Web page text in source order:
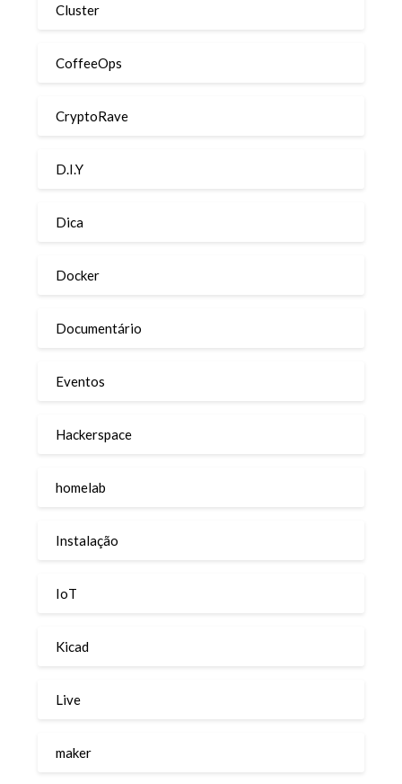
Cluster
CoffeeOps
CryptoRave
D.I.Y
Dica
Docker
Documentário
Eventos
Hackerspace
homelab
Instalação
IoT
Kicad
Live
maker